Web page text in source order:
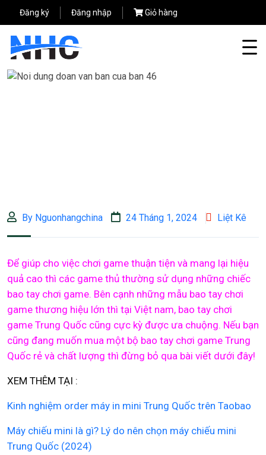
Đăng ký Đăng nhập Giỏ hàng
By Nguonhangchina 24 Tháng 1, 2024 Liệt Kê
Để giúp cho việc chơi game thuận tiện và mang lại hiệu
quả cao thì các game thủ thường sử dụng những chiếc
bao tay chơi game. Bên cạnh những mẫu bao tay chơi
game thương hiệu lớn thì tại Việt nam, bao tay chơi
game Trung Quốc cũng cực kỳ được ưa chuộng. Nếu bạn
cũng đang muốn mua một bộ bao tay chơi game Trung
Quốc rẻ và chất lượng thì đừng bỏ qua bài viết dưới đây!
XEM THÊM TẠI :
Kinh nghiệm order máy in mini Trung Quốc trên Taobao
Máy chiếu mini là gì? Lý do nên chọn máy chiếu mini
Trung Quốc (2024)